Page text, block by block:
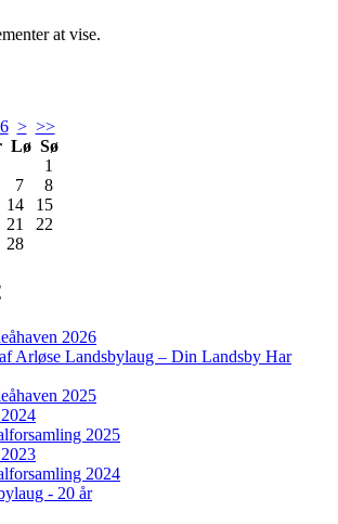
at vise.
> >>
Lø Sø
1
7
8
14
15
21
22
28
2026
Arløse Landsbylaug – Din Landsby Har
2025
2025
2024
- 20 år